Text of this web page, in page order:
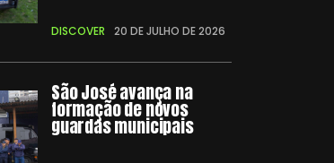
DISCOVER 20 DE JULHO DE 2026
São José avança na
formação de novos
guardas municipais